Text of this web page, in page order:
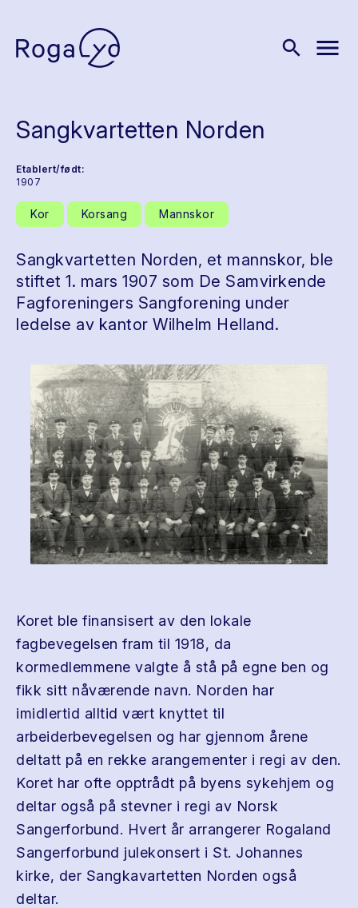
search menu
Sangkvartetten Norden
Etablert/født:
1907
Kor Korsang Mannskor
Sangkvartetten Norden, et mannskor, ble
stiftet 1. mars 1907 som De Samvirkende
Fagforeningers Sangforening under
ledelse av kantor Wilhelm Helland.
Koret ble finansisert av den lokale
fagbevegelsen fram til 1918, da
kormedlemmene valgte å stå på egne ben og
fikk sitt nåværende navn. Norden har
imidlertid alltid vært knyttet til
arbeiderbevegelsen og har gjennom årene
deltatt på en rekke arangementer i regi av den.
Koret har ofte opptrådt på byens sykehjem og
deltar også på stevner i regi av Norsk
Sangerforbund. Hvert år arrangerer Rogaland
Sangerforbund julekonsert i St. Johannes
kirke, der Sangkavartetten Norden også
deltar.